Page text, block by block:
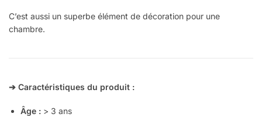
C’est aussi un superbe élément de décoration pour une
chambre.
➔ Caractéristiques du produit :
Âge : > 3 ans